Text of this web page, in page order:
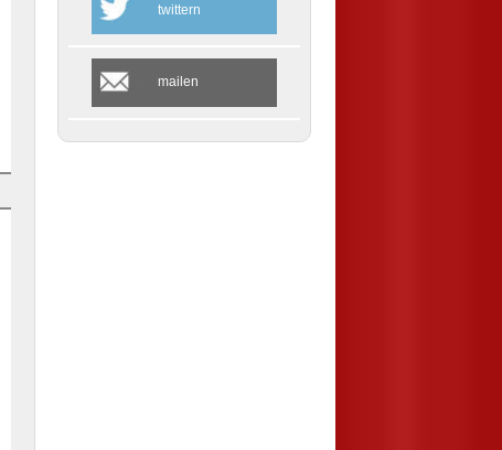
twittern
mailen